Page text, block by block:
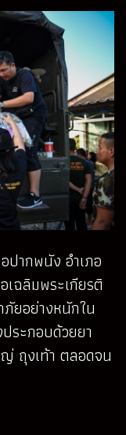
ปากพนัง อำเภอ
เฉลิมพระเกียรติ
ยอย่างหนักใน
ระกอบด้วยยา
ญ่ ถุงเท้า ตลอดจน